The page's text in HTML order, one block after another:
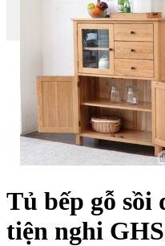
Tủ bếp gỗ sồi
tiện nghi